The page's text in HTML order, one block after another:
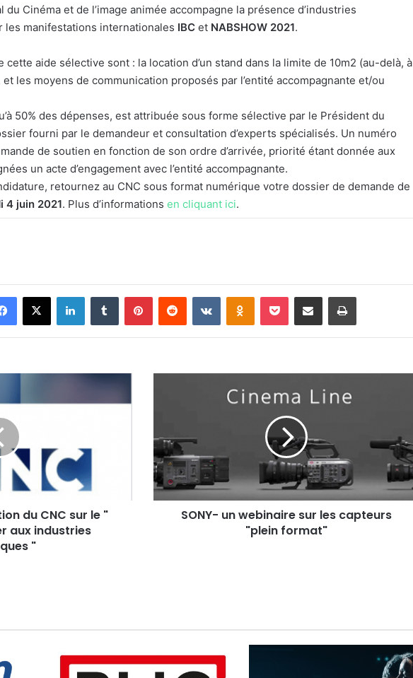
du Cinéma et de l’image animée accompagne la présence d’industries
les manifestations internationales IBC etNABSHOW 2021.
aide sélective sont : la location d’un stand dans la limite de 10m2 (au-delà, à
et les moyens de communication proposés par l’entité accompagnante et/ou
50% des dépenses, est attribuée sous forme sélective par le Président du
fourni par le demandeur et consultation d’experts spécialisés. Un numéro
de soutien en fonction de son ordre d’arrivée, priorité étant donnée aux
un acte d’engagement avec l’entité accompagnante.
retournez au CNC sous format numérique votre dossier de demande de
4 juin 2021. Plus d’informations en cliquant ici.
Facebook
X LinkedinTumblr PinterestReddit VKontakteOdnoklassniki
Pocket Partager par email Imprimer
du CNC sur le "
aux industries
"
les
capteurs
"plein
format"
SONY- un webinaire sur les capteurs
"plein format"